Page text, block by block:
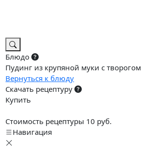
Блюдо
Пудинг из крупяной муки с творогом
Вернуться к блюду
Скачать рецептуру
Купить
Стоимость рецептуры 10 руб.
Навигация